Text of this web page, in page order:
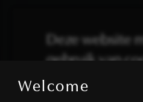
Welcome
Deze website
gebruik van
We gebruiken cookies